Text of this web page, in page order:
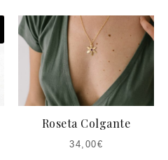
Roseta Colgante
34,00€